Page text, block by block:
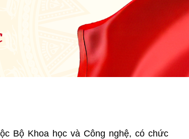
Bộ Khoa học và Công nghệ, có chức